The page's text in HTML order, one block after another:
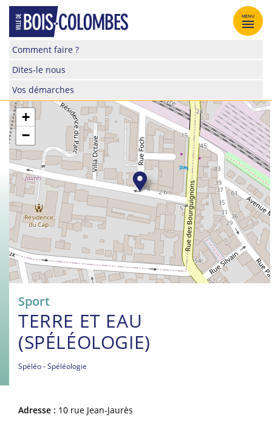
Skip
content
Site
de
la
de
Bois-
Colombes
Comment faire ?
Dites-le nous
Vos démarches
MENU
+
−
Sport
TERRE ET EAU
(SPÉLÉOLOGIE)
Spéléo Spéléologie
Adresse : 10 rue Jean-Jaurès